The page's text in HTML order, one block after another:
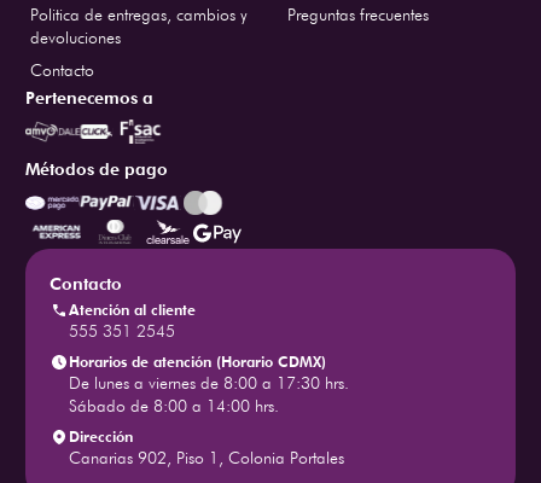
Politica de entregas, cambios y
devoluciones
Contacto
Preguntas frecuentes
Pertenecemos a
Métodos de pago
Contacto
Atención al cliente
555 351 2545
Horarios de atención (Horario CDMX)
De lunes a viernes de 8:00 a 17:30 hrs.
Sábado de 8:00 a 14:00 hrs.
Dirección
Canarias 902, Piso 1, Colonia Portales